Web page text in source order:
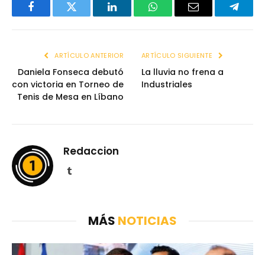
FacebookTwitter LinkedInWhatsAppEmail
ARTÍCULO ANTERIOR
Daniela Fonseca debutó
con victoria en Torneo de
Tenis de Mesa en Líbano
ARTÍCULO SIGUIENTE
La lluvia no frena a
Industriales
Redaccion
Tumblr
MÁS NOTICIAS